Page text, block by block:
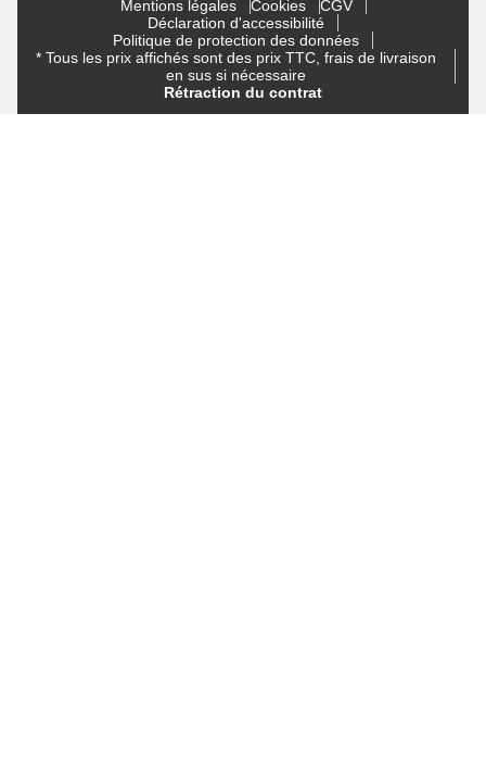
Mentions légales Cookies
CGV
Déclaration d'accessibilité
Politique de protection des données
* Tous les prix affichés sont des prix TTC, frais de livraison
en sus si nécessaire
Rétraction du contrat